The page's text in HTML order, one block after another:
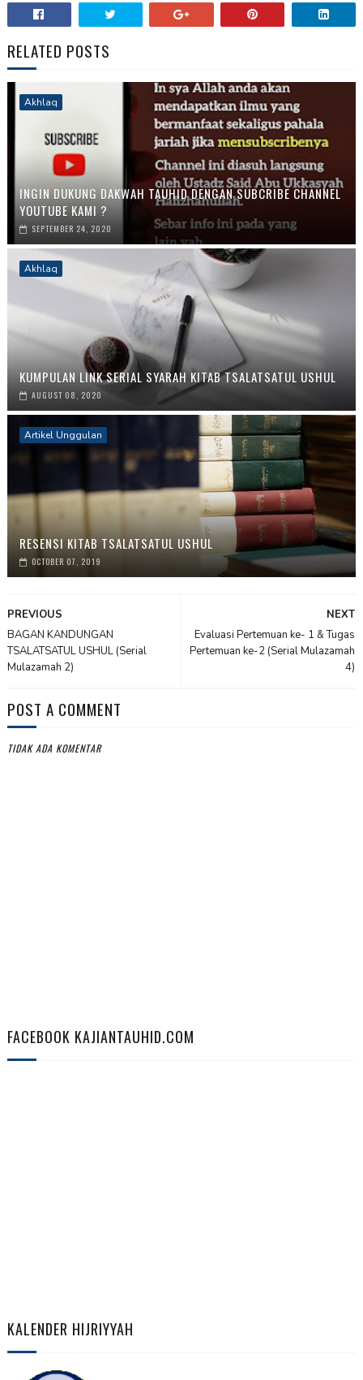
RELATED POSTS
Akhlaq
INGIN DUKUNG DAKWAH TAUHID DENGAN SUBCRIBE CHANNEL
YOUTUBE KAMI ?
SEPTEMBER 24, 2020
Akhlaq
KUMPULAN LINK SERIAL SYARAH KITAB TSALATSATUL USHUL
AUGUST 08, 2020
Artikel Unggulan
RESENSI KITAB TSALATSATUL USHUL
OCTOBER 07, 2019
NEXT
Evaluasi Pertemuan ke- 1 & Tugas
Pertemuan ke-2 (Serial Mulazamah
4)
PREVIOUS
BAGAN KANDUNGAN
TSALATSATUL USHUL (Serial
Mulazamah 2)
POST A COMMENT
TIDAK ADA KOMENTAR
FACEBOOK KAJIANTAUHID.COM
KALENDER HIJRIYYAH